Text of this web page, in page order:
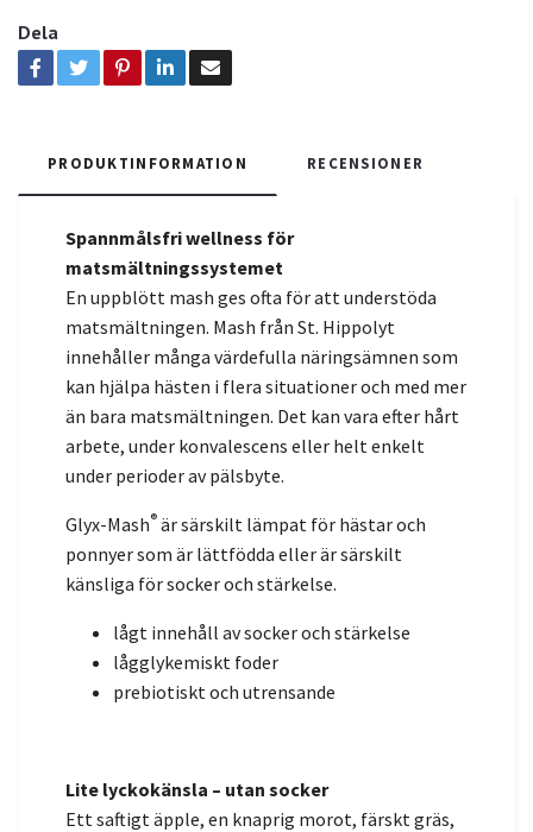
Dela
PRODUKTINFORMATION RECENSIONER
Spannmålsfri wellness för
matsmältningssystemet
En uppblött mash ges ofta för att understöda
matsmältningen. Mash från St. Hippolyt
innehåller många värdefulla näringsämnen som
kan hjälpa hästen i flera situationer och med mer
än bara matsmältningen. Det kan vara efter hårt
arbete, under konvalescens eller helt enkelt
under perioder av pälsbyte.
Glyx-Mash® är särskilt lämpat för hästar och
ponnyer som är lättfödda eller är särskilt
känsliga för socker och stärkelse.
lågt innehåll av socker och stärkelse
lågglykemiskt foder
prebiotiskt och utrensande
Lite lyckokänsla – utan socker
Ett saftigt äpple, en knaprig morot, färskt gräs,